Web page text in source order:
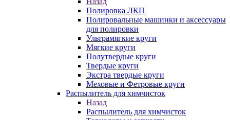
Полировка ЛКП
Полировальные машинки и аксессуары
для полировки
Ультрамягкие круги
Мягкие круги
Полутвердые круги
Твердые круги
Экстра твердые круги
Меховые и Фетровые круги
Распылитель для химчисток
Назад
Распылитель для химчисток